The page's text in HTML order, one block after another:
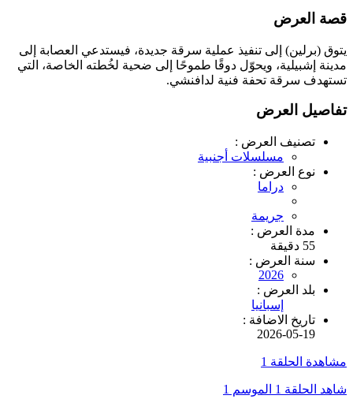
قصة العرض
يتوق (برلين) إلى تنفيذ عملية سرقة جديدة، فيستدعي العصابة إلى
مدينة إشبيلية، ويحوّل دوقًا طموحًا إلى ضحية لخُطته الخاصة، التي
تستهدف سرقة تحفة فنية لدافنشي.
تفاصيل العرض
تصنيف العرض :
مسلسلات أجنبية
نوع العرض :
دراما
جريمة
مدة العرض :
55 دقيقة
سنة العرض :
2026
بلد العرض :
إسبانيا
تاريخ الاضافة :
2026-05-19
مشاهدة الحلقة 1
شاهد الحلقة 1 الموسم 1